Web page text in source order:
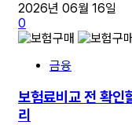
2026년 06월 16일
0
금융
보험료비교 전 확인
리